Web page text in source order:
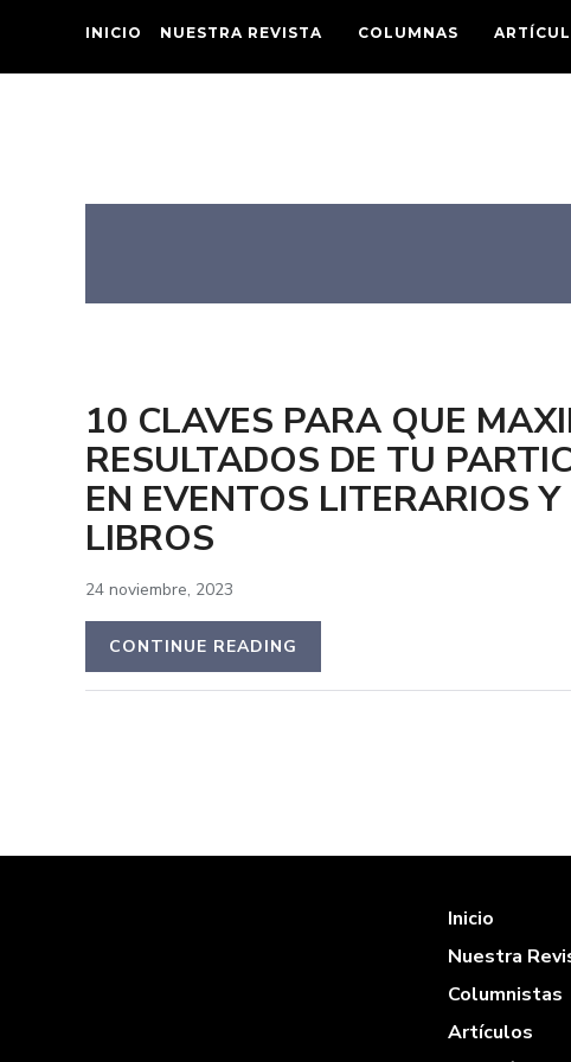
INICIO NUESTRA REVISTA COLUMNAS
10 CLAVES PARA QUE
RESULTADOS DE TU
EN EVENTOS LITERARIOS Y
LIBROS
24 noviembre, 2023
CONTINUE READING
Inicio
Nuestra
Columnistas
Artículos